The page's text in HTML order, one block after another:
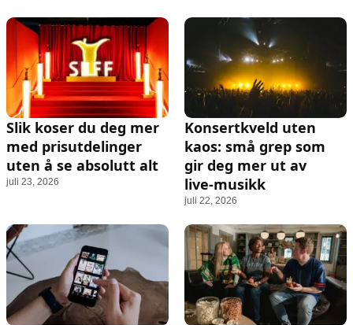
Slik koser du deg mer
med prisutdelinger
uten å se absolutt alt
juli 23, 2026
Konsertkveld uten
kaos: små grep som
gir deg mer ut av
live‑musikk
juli 22, 2026